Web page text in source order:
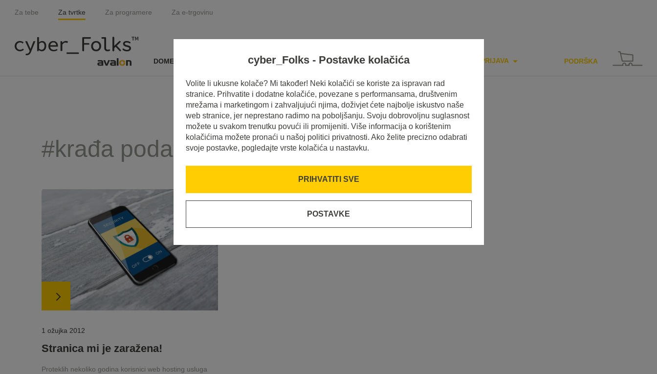
Za tebe Za tvrtke Za programere Za e-trgovinu
DOMENE I SSL HOSTING SERVERI INSPIRACIJE PRIJAVA PODRŠKA
#krađa podataka
1 ožujka 2012
Stranica mi je zaražena!
Proteklih nekoliko godina korisnici web hosting usluga
cyber_Folks - Postavke kolačića
Volite li ukusne kolače? Mi također! Neki kolačići se koriste za ispravan rad
stranice. Prihvatite i dodatne kolačiće, povezane s performansama, društvenim
mrežama i marketingom i zahvaljujući njima, doživjet ćete najbolje iskustvo naše
web stranice, jer neprestano radimo na poboljšanju. Svoju dobrovoljnu suglasnost
možete u svakom trenutku povući ili promijeniti. Više informacija o korištenim
kolačićima možete pronaći u našoj politici privatnosti. Ako želite precizno odabrati
svoje postavke, pogledajte vrste kolačića u nastavku.
PRIHVATITI SVE
POSTAVKE